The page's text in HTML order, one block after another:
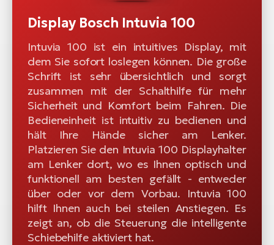
Display Bosch Intuvia 100
Intuvia 100 ist ein intuitives Display, mit
dem Sie sofort loslegen können. Die große
Schrift ist sehr übersichtlich und sorgt
zusammen mit der Schalthilfe für mehr
Sicherheit und Komfort beim Fahren. Die
Bedieneinheit ist intuitiv zu bedienen und
hält Ihre Hände sicher am Lenker.
Platzieren Sie den Intuvia 100 Displayhalter
am Lenker dort, wo es Ihnen optisch und
funktionell am besten gefällt - entweder
über oder vor dem Vorbau. Intuvia 100
hilft Ihnen auch bei steilen Anstiegen. Es
zeigt an, ob die Steuerung die intelligente
Schiebehilfe aktiviert hat.